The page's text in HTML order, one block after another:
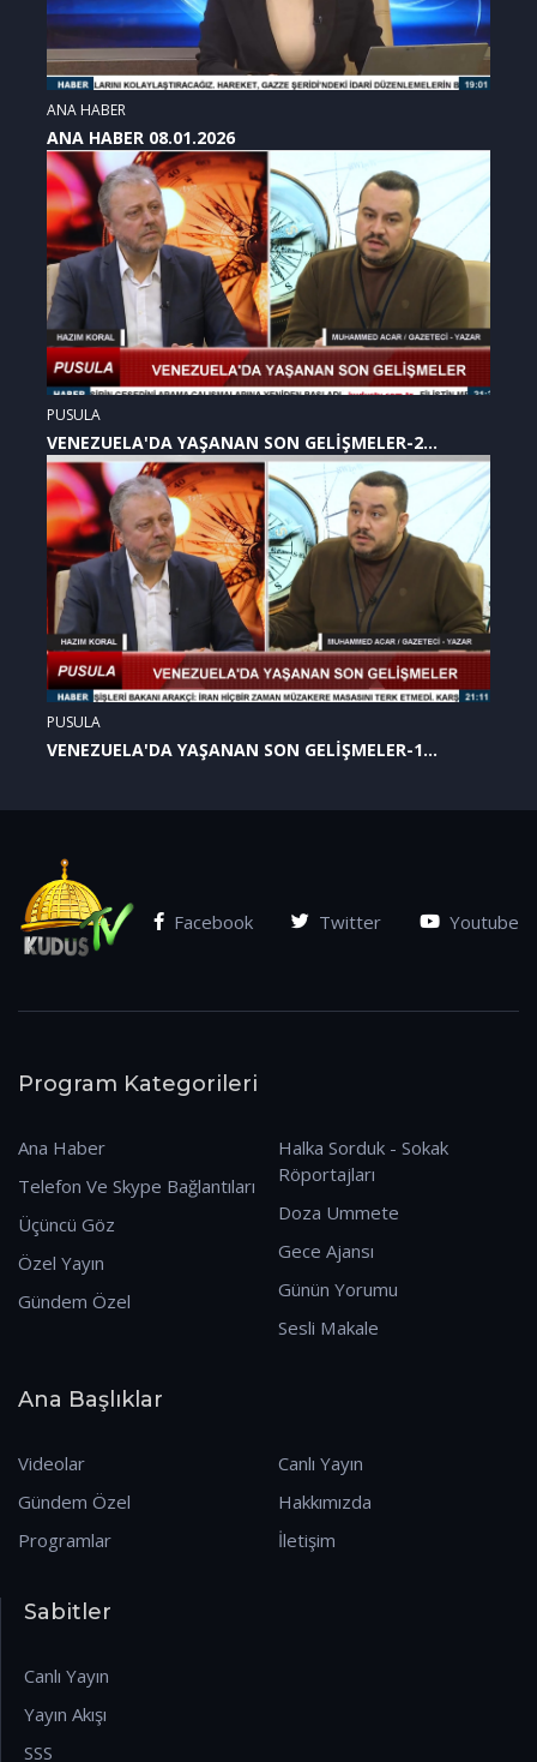
ANA HABER
ANA HABER 08.01.2026
PUSULA
VENEZUELA'DA YAŞANAN SON GELİŞMELER-2
(07.01.2026)
PUSULA
VENEZUELA'DA YAŞANAN SON GELİŞMELER-1
Facebook Twitter Youtube
Program Kategorileri
Ana Haber
Telefon Ve Skype Bağlantıları
Üçüncü Göz
Özel Yayın
Gündem Özel
Halka Sorduk - Sokak
Röportajları
Doza Ummete
Gece Ajansı
Günün Yorumu
Sesli Makale
Ana Başlıklar
Videolar
Gündem Özel
Programlar
Canlı Yayın
Hakkımızda
İletişim
Sabitler
Canlı Yayın
Yayın Akışı
SSS